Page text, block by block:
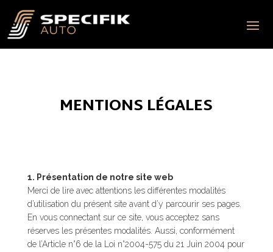
MENTIONS LÉGALES
1. Présentation de notre site web
Merci de lire avec attentions les différentes modalités
d’utilisation du présent site avant d’y parcourir ses pages.
En vous connectant sur ce site, vous acceptez sans
réserves les présentes modalités. Aussi, conformément
de l’Article n°6 de la Loi n°2004-575 du 21 Juin 2004 pour